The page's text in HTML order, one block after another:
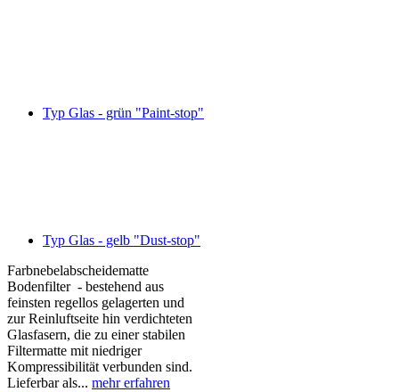
Typ Glas - grün "Paint-stop"
Typ Glas - gelb "Dust-stop"
Farbnebelabscheidematte
Bodenfilter - bestehend aus
feinsten regellos gelagerten und
zur Reinluftseite hin verdichteten
Glasfasern, die zu einer stabilen
Filtermatte mit niedriger
Kompressibilität verbunden sind.
Lieferbar als... mehr erfahren